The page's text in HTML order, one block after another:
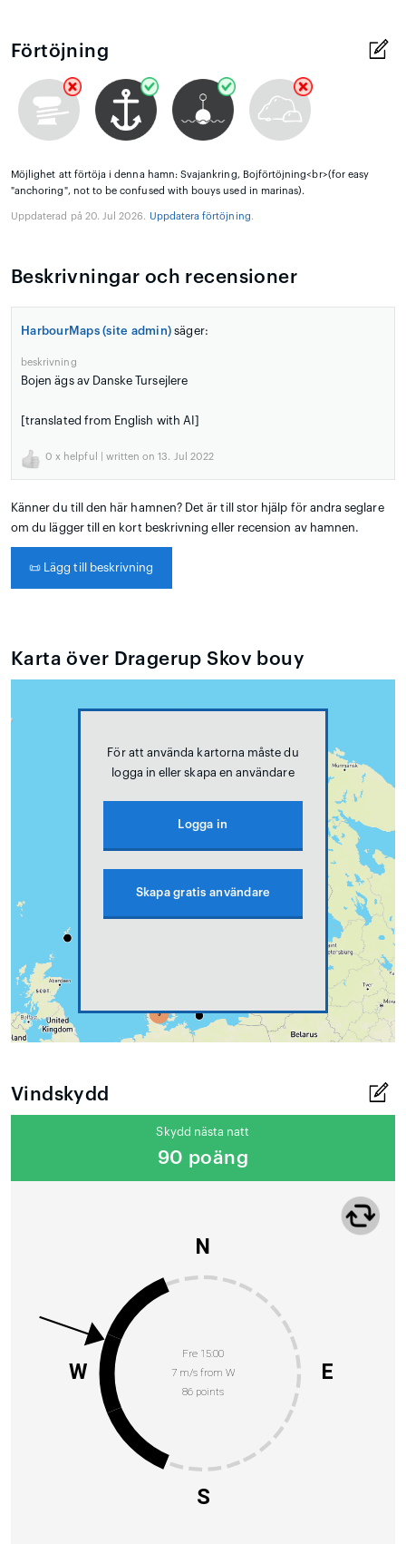
Förtöjning
Möjlighet att förtöja i denna hamn: Svajankring, Bojförtöjning<br>(for easy
"anchoring", not to be confused with bouys used in marinas).
Uppdaterad på 20. Jul 2026. Uppdatera förtöjning.
Beskrivningar och recensioner
HarbourMaps (site admin) säger:
beskrivning
Bojen ägs av Danske Tursejlere
[translated from English with AI]
0 x helpful | written on 13. Jul 2022
Känner du till den här hamnen? Det är till stor hjälp för andra seglare
om du lägger till en kort beskrivning eller recension av hamnen.
📜 Lägg till beskrivning
Karta över Dragerup Skov bouy
För att använda kartorna måste du
logga in eller skapa en användare
Logga in
Skapa gratis användare
Vindskydd
Skydd nästa natt
90 poäng
Fre 15:00
7 m/s from W
86 points
N
E
S
W